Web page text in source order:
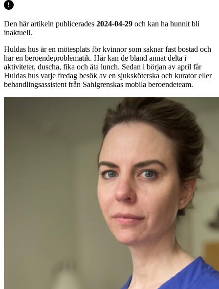
Den här artikeln publicerades 2024-04-29 och kan ha hunnit bli
inaktuell.
Huldas hus är en mötesplats för kvinnor som saknar fast bostad och
har en beroendeproblematik. Här kan de bland annat delta i
aktiviteter, duscha, fika och äta lunch. Sedan i början av april får
Huldas hus varje fredag besök av en sjuksköterska och kurator eller
behandlingsassistent från Sahlgrenskas mobila beroendeteam.